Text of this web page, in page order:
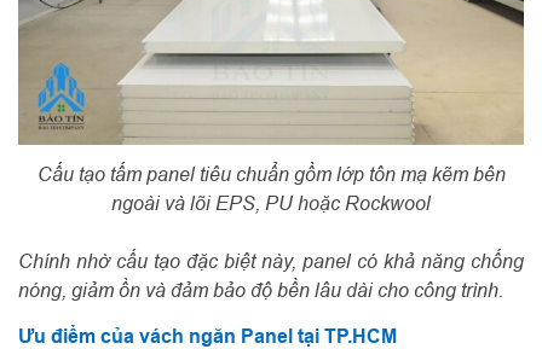
Cấu tạo tấm panel tiêu chuẩn gồm lớp tôn mạ kẽm bên
ngoài và lõi EPS, PU hoặc Rockwool
Chính nhờ cấu tạo đặc biệt này, panel có khả năng chống
nóng, giảm ồn và đảm bảo độ bền lâu dài cho công trình.
Ưu điểm của vách ngăn Panel tại TP.HCM